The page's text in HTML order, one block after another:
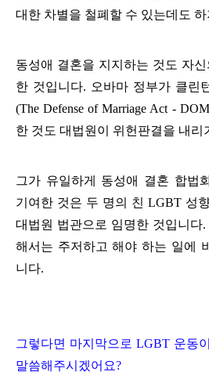
대한 차별을 철폐할 수 있는데도
동성애 결혼을 지지하는 것도 자
한 것입니다. 오바마 정부가 클린
(The Defense of Marriage Act -
한 것도 대법원이 위헌판결을 내리
그가 유일하게 동성애 결혼 합법
기여한 것은 두 명의 친 LGBT 성
대법원 법관으로 임명한 것입니다
해서는 주저하고 해야 하는 일에
니다.
그렇다면 마지막으로 LGBT 운동
말씀해주시겠어요?